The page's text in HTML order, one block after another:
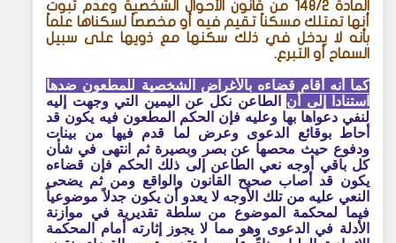
المادة 148/2 من قانون الأحوال الشخصية وعدم ثبوت
أنها تمتلك مسكناً تقيم فيه أو مخصصاً لسكناها علماً
بأنه لا يدخل في ذلك سكنها مع ذويها على سبيل
السماح أو التبرع.
كما أنه أقام قضاءه بالأغراض الشخصية للمطعون ضدها
استنادا إلى أن الطاعن نكل عن اليمين التي وجهت إليه
لنفي دعواها بها وعليه فإن الحكم المطعون فيه يكون قد
أحاط بوقائع الدعوى وعرض لما قدم فيها من بينات
ودفوع حيث محصها عن بصر وبصيرة ثم انتهى في شأن
كل باقي أوجه نعي الطاعن إلى ذلك الحكم فإن قضاءه
يكون قد أصاب صحيح القانون والواقع ومن ثم يضحى
النعي عليه من تلك الأوجه لا يعدو أن يكون جدلاً موضوعياً
فيما لمحكمة الموضوع من سلطة تقديرية في موازنة
الأدلة في الدعوى وهو مما لا يجوز إثارته أمام المحكمة